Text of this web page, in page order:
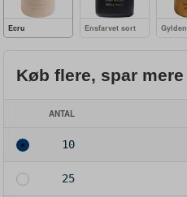
Ecru Ensfarvet sort Gylden
Køb flere, spar mere
ANTAL
10
25